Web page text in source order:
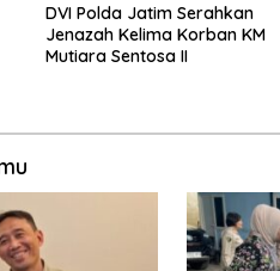
DVI Polda Jatim Serahkan
Jenazah Kelima Korban KM
Mutiara Sentosa II